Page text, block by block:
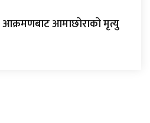
आक्रमणबाट आमाछोराको मृत्यु